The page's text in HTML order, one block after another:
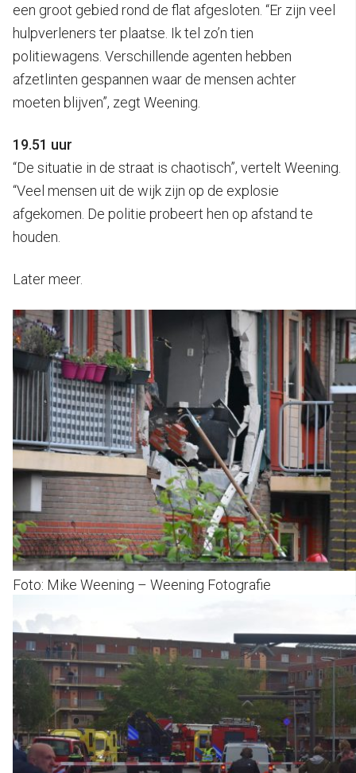
een groot gebied rond de flat afgesloten. “Er zijn veel
hulpverleners ter plaatse. Ik tel zo’n tien
politiewagens. Verschillende agenten hebben
afzetlinten gespannen waar de mensen achter
moeten blijven”, zegt Weening.
19.51 uur
“De situatie in de straat is chaotisch”, vertelt Weening.
“Veel mensen uit de wijk zijn op de explosie
afgekomen. De politie probeert hen op afstand te
houden.
Later meer.
Foto: Mike Weening – Weening Fotografie